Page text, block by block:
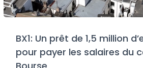
BX1: Un prêt de 1,5 million
pour payer les salaires du